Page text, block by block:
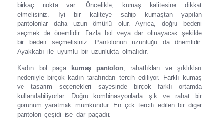
birkaç nokta var. Öncelikle, kumaş kalitesine dikkat
etmelisiniz. İyi bir kaliteye sahip kumaştan yapılan
pantolonlar daha uzun ömürlü olur. Ayrıca, doğru bedeni
seçmek de önemlidir. Fazla bol veya dar olmayacak şekilde
bir beden seçmelisiniz. Pantolonun uzunluğu da önemlidir.
Ayakkabı ile uyumlu bir uzunlukta olmalıdır.
Kadın bol paça kumaş pantolon, rahatlıkları ve şıklıkları
nedeniyle birçok kadın tarafından tercih ediliyor. Farklı kumaş
ve tasarım seçenekleri sayesinde birçok farklı ortamda
kullanılabiliyorlar. Doğru kombinasyonlarla şık ve rahat bir
görünüm yaratmak mümkündür. En çok tercih edilen bir diğer
pantolon çeşidi ise dar paçadır.